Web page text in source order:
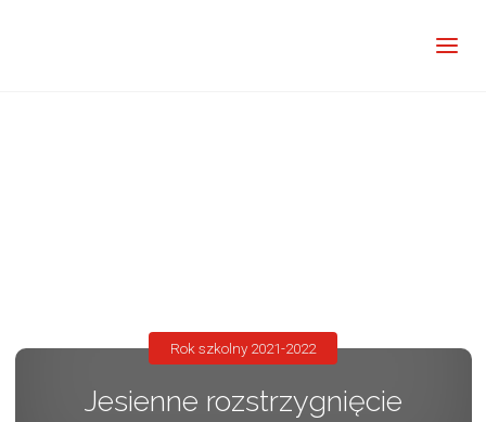
Jesienne rozstrzygnięcie
Rok szkolny 2021-2022